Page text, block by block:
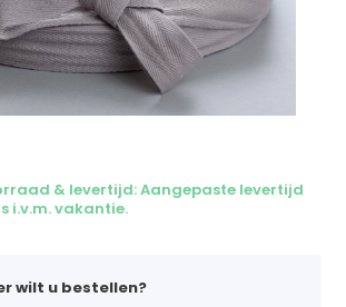
& levertijd: Aangepaste levertijd
i.v.m. vakantie.
wilt u bestellen?